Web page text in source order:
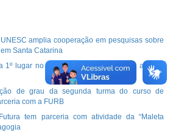
amplia cooperação em pesquisas sobre
Santa Catarina
1º lugar no Desafio do Saneamento e avança
de grau da segunda turma do curso de
com a FURB
tem parceria com atividade da “Maleta